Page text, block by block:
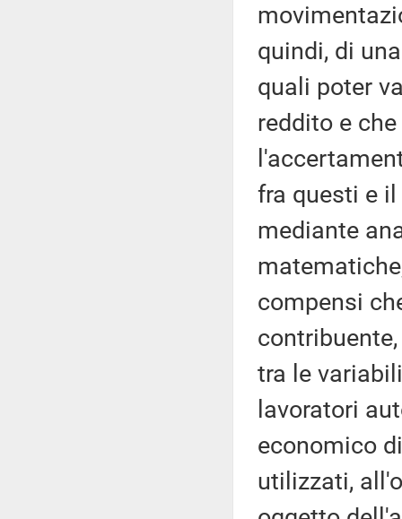
quindi, di
quali poter
reddito e
fra questi e
mediante
compensi
tra le
lavoratori
economico
utilizzati,